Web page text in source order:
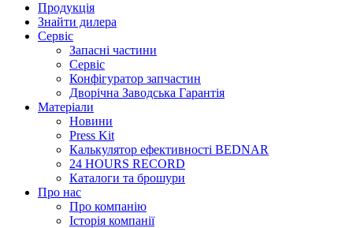
Продукція
Знайти дилера
Сервіс
Запасні частини
Сервіс
Конфігуратор запчастин
Дворічна Заводська Гарантія
Матеріали
Новини
Press Kit
Калькулятор ефективності BEDNAR
24 HOURS RECORD
Каталоги та брошури
Про нас
Про компанію
Історія компанії